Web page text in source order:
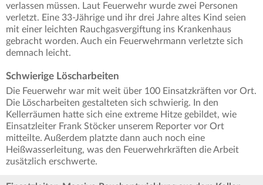
verlassen müssen. Laut Feuerwehr wurde zwei Personen
verletzt. Eine 33-Jährige und ihr drei Jahre altes Kind seien
mit einer leichten Rauchgasvergiftung ins Krankenhaus
gebracht worden. Auch ein Feuerwehrmann verletzte sich
demnach leicht.
Schwierige Löscharbeiten
Die Feuerwehr war mit weit über 100 Einsatzkräften vor Ort.
Die Löscharbeiten gestalteten sich schwierig. In den
Kellerräumen hatte sich eine extreme Hitze gebildet, wie
Einsatzleiter Frank Stöcker unserem Reporter vor Ort
mitteilte. Außerdem platzte dann auch noch eine
Heißwasserleitung, was den Feuerwehrkräften die Arbeit
zusätzlich erschwerte.